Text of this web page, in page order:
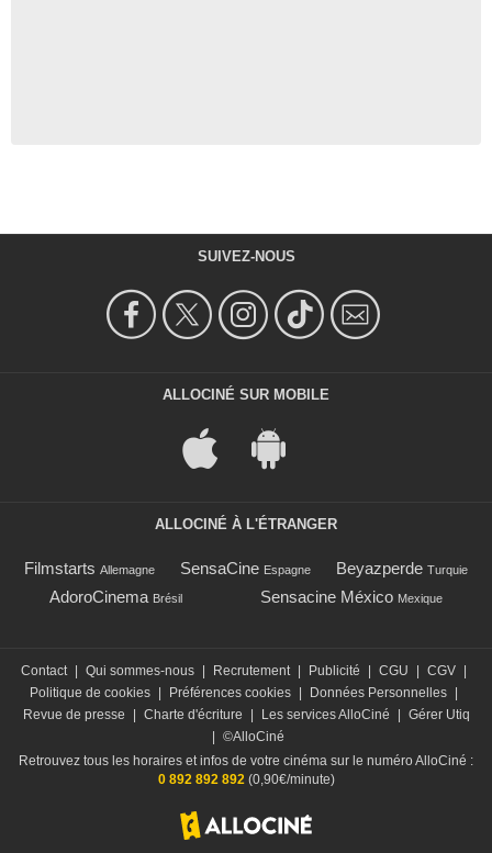
SUIVEZ-NOUS
ALLOCINÉ SUR MOBILE
ALLOCINÉ À L'ÉTRANGER
Filmstarts Allemagne SensaCine Espagne Beyazperde Turquie
AdoroCinema Brésil Sensacine México Mexique
Contact Qui sommes-nous Recrutement Publicité CGU CGV
Politique de cookies
Préférences cookies Données Personnelles
Revue de presse
Charte d'écriture Les services AlloCiné
Gérer Utiq
©AlloCiné
Retrouvez tous les horaires et infos de votre cinéma sur le numéro AlloCiné :
0 892 892 892(0,90€/minute)